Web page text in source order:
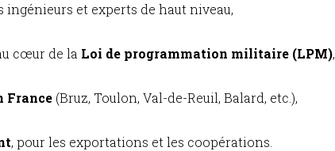
et experts de haut niveau,
cœur de la Loi de programmation militaire (LPM),
France (Bruz, Toulon, Val-de-Reuil, Balard, etc.),
, pour les exportations et les coopérations.